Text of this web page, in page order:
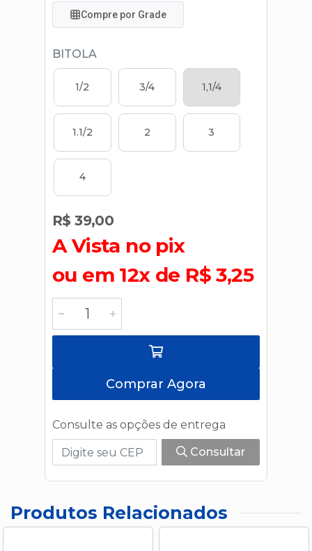
Compre por Grade
BITOLA
1/2 3/4 1,1/4
1.1/2 2 3
4
R$ 39,00
A Vista no pix
ou em 12x de R$ 3,25
Comprar Agora
Consulte as opções de entrega
Consultar
Produtos Relacionados